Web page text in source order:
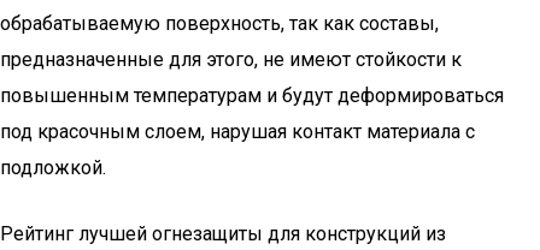
обрабатываемую поверхность, так как составы,
предназначенные для этого, не имеют стойкости к
повышенным температурам и будут деформироваться
под красочным слоем, нарушая контакт материала с
подложкой.
Рейтинг лучшей огнезащиты для конструкций из